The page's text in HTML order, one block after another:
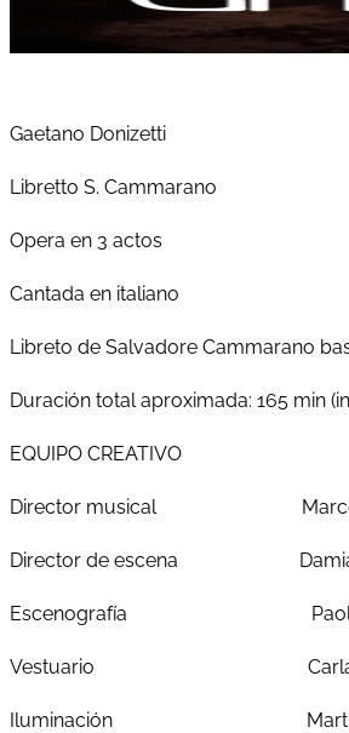
Gaetano Donizetti
Libretto S. Cammarano
Opera en 3 actos
Cantada en italiano
Libreto de Salvadore Cammarano
Duración total aproximada: 165 min
EQUIPO CREATIVO
Director musical Marco
Director de escena
Escenografía Paolo
Vestuario Carla
Iluminación Martin